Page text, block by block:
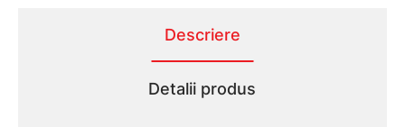
Descriere
Detalii produs